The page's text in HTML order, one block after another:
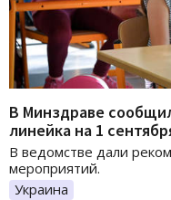
В Минздраве
линейка на 1
В ведомстве дали
мероприятий.
Украина